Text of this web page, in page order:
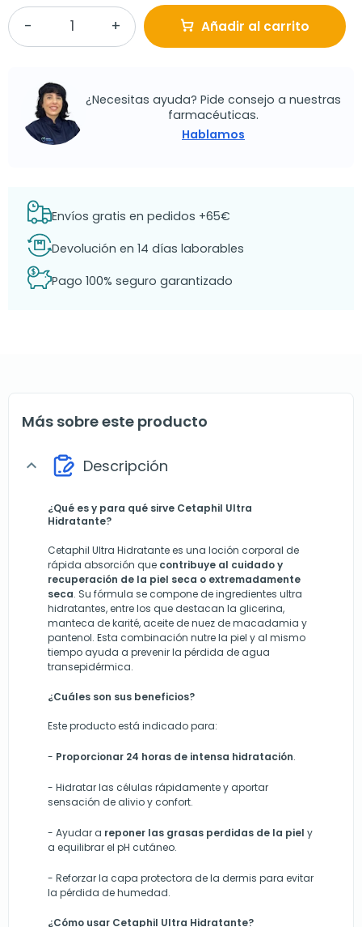
Añadir al carrito
¿Necesitas ayuda? Pide consejo a nuestras
farmacéuticas.
Hablamos
Envíos gratis en pedidos +65€
Devolución en 14 días laborables
Pago 100% seguro garantizado
Más sobre este producto
expand_more Descripción
¿Qué es y para qué sirve Cetaphil Ultra
Hidratante?
Cetaphil Ultra Hidratante es una loción corporal de
rápida absorción que contribuye al cuidado y
recuperación de la piel seca o extremadamente
seca. Su fórmula se compone de ingredientes ultra
hidratantes, entre los que destacan la glicerina,
manteca de karité, aceite de nuez de macadamia y
pantenol. Esta combinación nutre la piel y al mismo
tiempo ayuda a prevenir la pérdida de agua
transepidérmica.
¿Cuáles son sus beneficios?
Este producto está indicado para:
- Proporcionar 24 horas de intensa hidratación.
- Hidratar las células rápidamentey aportar
sensación de alivio y confort.
- Ayudar a reponer las grasas perdidas de la piel y
a equilibrar el pH cutáneo.
- Reforzarla capa protectora de la dermis para evitar
la pérdida de humedad.
¿Cómo usar Cetaphil Ultra Hidratante?